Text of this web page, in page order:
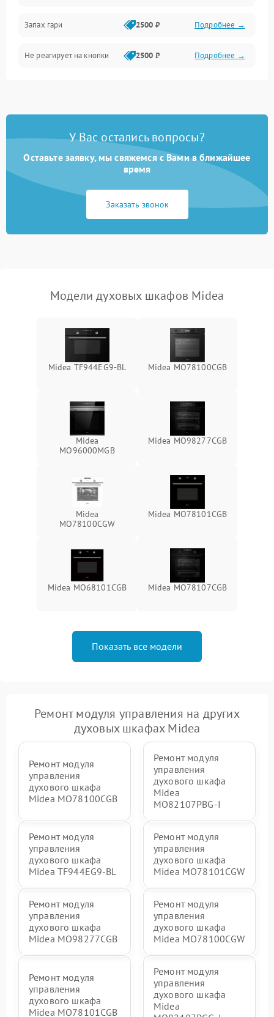
Запах гари 2500 ₽ Подробнее →
Не реагирует на кнопки 2500 ₽ Подробнее →
У Вас остались вопросы?
Оставьте заявку, мы свяжемся с Вами в ближайшее
время
Заказать звонок
Модели духовых шкафов Midea
Midea TF944EG9-BL Midea MO78100CGB
Midea
MO96000MGB
Midea MO98277CGB
Midea
MO78100CGW
Midea MO78101CGB
Midea MO68101CGB Midea MO78107CGB
Показать все модели
Ремонт модуля управления на других
духовых шкафах Midea
Ремонт модуля
управления
духового шкафа
Midea MO78100CGB
Ремонт модуля
управления
духового шкафа
Midea
MO82107PBG-I
Ремонт модуля
управления
духового шкафа
Midea TF944EG9-BL
Ремонт модуля
управления
духового шкафа
Midea MO78101CGW
Ремонт модуля
управления
духового шкафа
Midea MO98277CGB
Ремонт модуля
управления
духового шкафа
Midea MO78100CGW
Ремонт модуля
управления
духового шкафа
Midea MO78101CGB
Ремонт модуля
управления
духового шкафа
Midea